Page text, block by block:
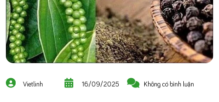
Vietlinh 16/09/2025 Không có bình luận